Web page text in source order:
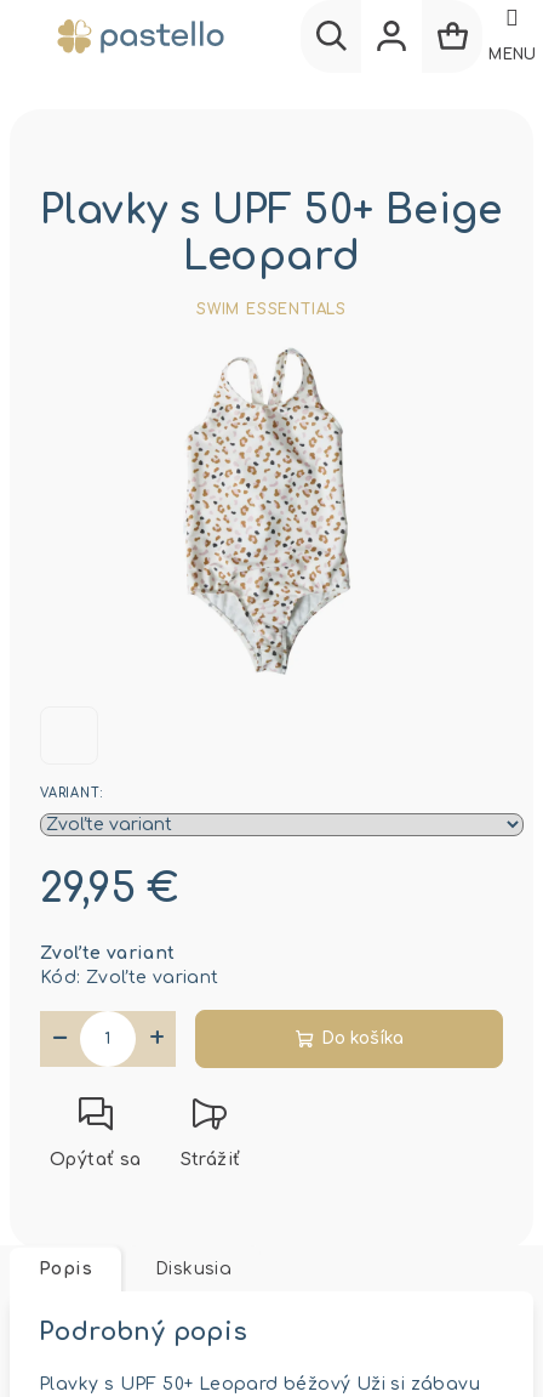
MENU
VARIANT:
29,95 €
cena:
Zvoľte variant
Kód: Zvoľte variant
+
− Do košíka
Opýtať sa Strážiť
Plavky s UPF 50+ Beige
Leopard
SWIM ESSENTIALS
Popis Diskusia
Podrobný popis
Plavky s UPF 50+ Leopard béžový Uži si zábavu